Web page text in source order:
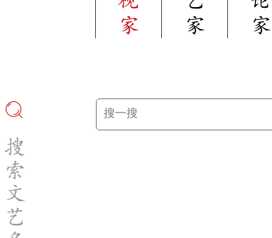
家
家
家
搜
索
文
艺